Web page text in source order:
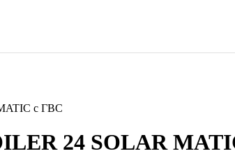
с ГВС
24 SOLAR